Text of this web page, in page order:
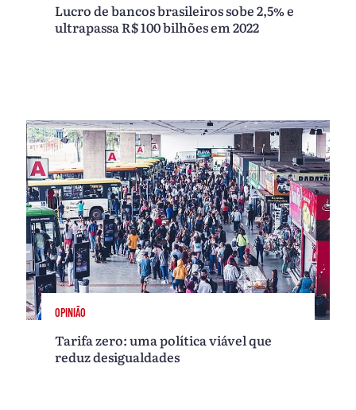
Lucro de bancos brasileiros sobe 2,5% e
ultrapassa R$ 100 bilhões em 2022
OPINIÃO
Tarifa zero: uma política viável que
reduz desigualdades